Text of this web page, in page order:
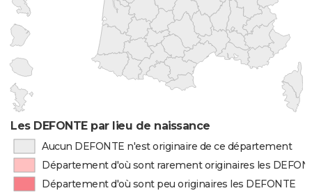
Les DEFONTE par lieu de naissance
Aucun DEFONTE n'est originaire de ce département
Département d'où sont rarement originaires les
Département d'où sont peu originaires les DEFONTE